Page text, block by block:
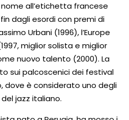
all’etichetta francese
dagli esordi con premi di
Urbani (1996), l’Europe
miglior solista e miglior
nuovo talento (2000). La
sui palcoscenici dei festival
dove è considerato uno degli
jazz italiano.